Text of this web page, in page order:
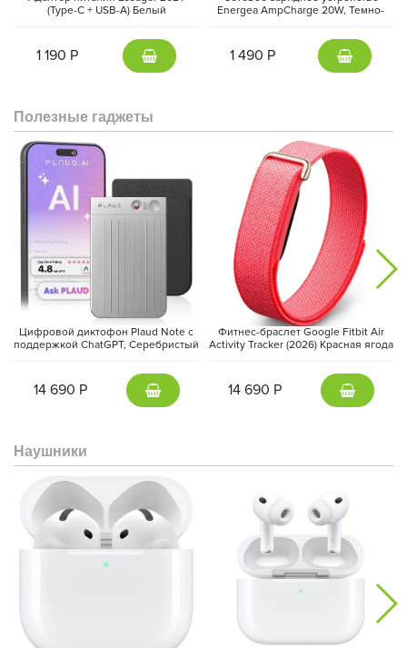
(Type-C + USB-A) Белый
1 190 Р
Energea AmpCharge 20W, Темно-
1 490 Р
Полезные гаджеты
Цифровой диктофон Plaud Note с
поддержкой ChatGPT, Серебристый
14 690 Р
Фитнес-браслет Google Fitbit Air
Activity Tracker (2026) Красная ягода
14 690 Р
Наушники